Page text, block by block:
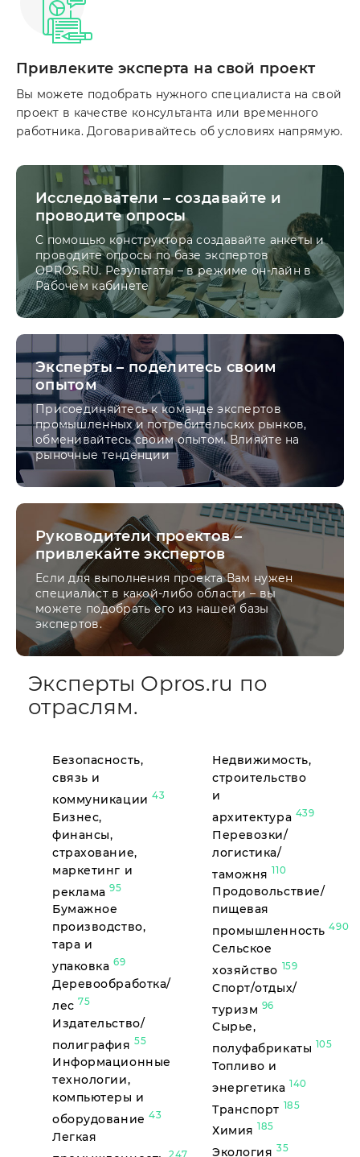
Привлеките эксперта на свой проект
Вы можете подобрать нужного специалиста на свой
проект в качестве консультанта или временного
работника. Договаривайтесь об условиях напрямую.
Исследователи – создавайте и
проводите опросы
С помощью конструктора создавайте анкеты и
проводите опросы по базе экспертов
OPROS.RU. Результаты – в режиме он-лайн в
Рабочем кабинете
Эксперты – поделитесь своим
опытом
Присоединяйтесь к команде экспертов
промышленных и потребительских рынков,
обменивайтесь своим опытом. Влияйте на
рыночные тенденции
Руководители проектов –
привлекайте экспертов
Если для выполнения проекта Вам нужен
специалист в какой-либо области – вы
можете подобрать его из нашей базы
экспертов.
Эксперты Opros.ru по
отраслям.
Безопасность,
связь и
коммуникации43
Бизнес,
финансы,
страхование,
маркетинг и
реклама95
Бумажное
производство,
тара и
упаковка69
Деревообработка/
лес 75
Издательство/
полиграфия55
Информационные
технологии,
компьютеры и
оборудование43
Легкая
247
Недвижимость,
строительство
и
архитектура 439
Перевозки/
логистика/
таможня 110
Продовольствие/
пищевая
промышленность490
Сельское
хозяйство 159
Спорт/отдых/
туризм 96
Сырье,
полуфабрикаты 105
Топливо и
энергетика 140
Транспорт 185
Химия 185
Экология35